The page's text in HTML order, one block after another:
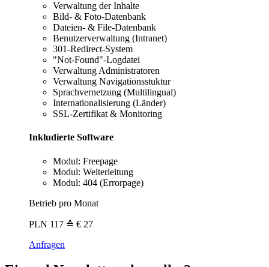
Verwaltung der Inhalte
Bild- & Foto-Datenbank
Dateien- & File-Datenbank
Benutzerverwaltung (Intranet)
301-Redirect-System
"Not-Found"-Logdatei
Verwaltung Administratoren
Verwaltung Navigationsstuktur
Sprachvernetzung (Multilingual)
Internationalisierung (Länder)
SSL-Zertifikat & Monitoring
Inkludierte Software
Modul: Freepage
Modul: Weiterleitung
Modul: 404 (Errorpage)
Betrieb pro Monat
PLN 117 ≙ € 27
Anfragen